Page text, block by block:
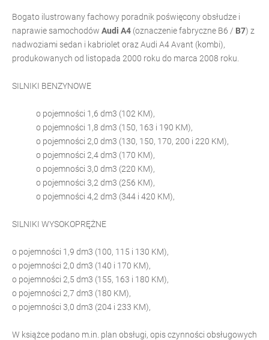
Bogato ilustrowany fachowy poradnik poświęcony obsłudze i
naprawie samochodów Audi A4 (oznaczenie fabryczne B6 / B7) z
nadwoziami sedan i kabriolet oraz Audi A4 Avant (kombi),
produkowanych od listopada 2000 roku do marca 2008 roku.
SILNIKI BENZYNOWE
o pojemności 1,6 dm3 (102 KM),
o pojemności 1,8 dm3 (150, 163 i 190 KM),
o pojemności 2,0 dm3 (130, 150, 170, 200 i 220 KM),
o pojemności 2,4 dm3 (170 KM),
o pojemności 3,0 dm3 (220 KM),
o pojemności 3,2 dm3 (256 KM),
o pojemności 4,2 dm3 (344 i 420 KM),
SILNIKI WYSOKOPRĘŻNE
o pojemności 1,9 dm3 (100, 115 i 130 KM),
o pojemności 2,0 dm3 (140 i 170 KM),
o pojemności 2,5 dm3 (155, 163 i 180 KM),
o pojemności 2,7 dm3 (180 KM),
o pojemności 3,0 dm3 (204 i 233 KM),
W książce podano m.in. plan obsługi, opis czynności obsługowych